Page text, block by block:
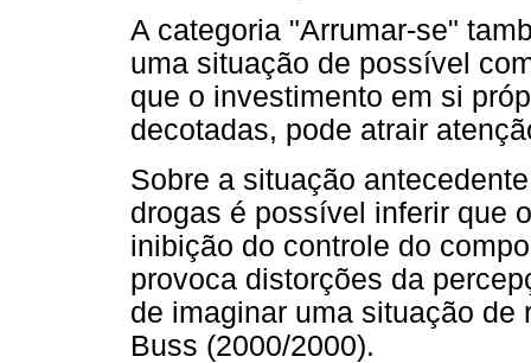
A categoria "Arrumar-se"
uma situação de possível
que o investimento em si
decotadas, pode atrair
Sobre a situação
drogas é possível inferir que
inibição do controle do
provoca distorções da
de imaginar uma situação
Buss (2000/2000).